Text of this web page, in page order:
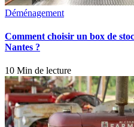
Déménagement
Comment choisir un box de
Nantes ?
10 Min de lecture